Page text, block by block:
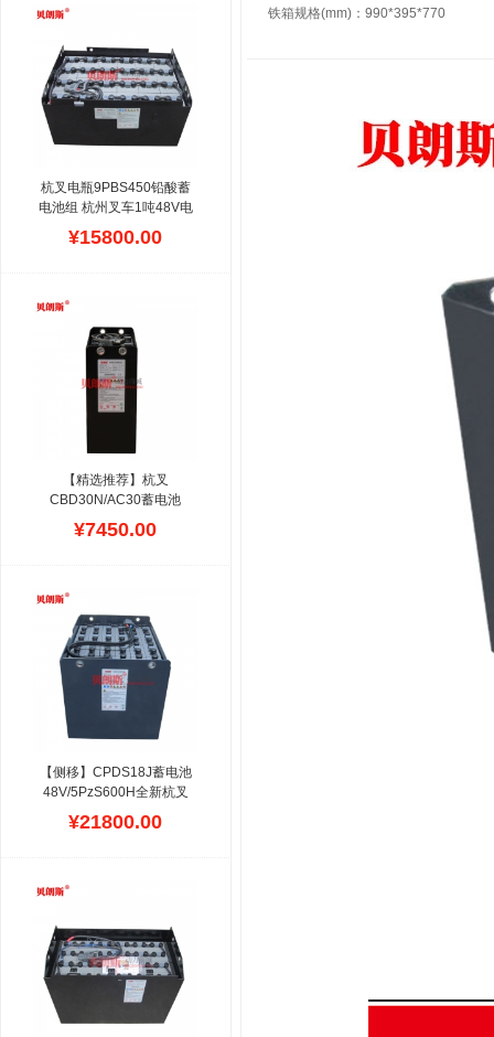
铁箱规格(mm)：990*395*770
杭叉电瓶9PBS450铅酸蓄
电池组 杭州叉车1吨48V电
动叉车电池450Ah 杭州叉车
1吨配套叉车蓄电池组为
参数,价格,大小一样,贝朗斯
公司拥有HANGCHA多年安
装案例,动力持久强悍,全国
可以配送,平时杭叉叉车电
池的保养是加蒸馏水,每月
均衡充电一次.
¥15800.00
【精选推荐】杭叉
CBD30N/AC30蓄电池
3PzS345/24V杭州托盘电
动叉车电池更换图片在线提
量配置等资讯,贝朗斯品牌
全系列适配杭州叉车系列电
瓶组,价格实惠,诚招全国代
理商,提供技术支持,资金支
持,备库电瓶支持等各种杭
叉蓄电池的规格,可根据原
有型号配大多种款式的杭叉
电瓶,动力更加强劲,寿命长.
¥7450.00
【侧移】CPDS18J蓄电池
48V/5PzS600H全新杭叉
1.8t三轮叉车电池厂家直销
生产浙江杭叉叉车电池,适
般由2V电压的单格电池串
电池组,在同一个单格电池
内,负极板总比正极板多一
片,装配时是正负极板交叉
穿插,设计容量大,符合杭叉
叉车的安装标准,为杭州叉
¥21800.00